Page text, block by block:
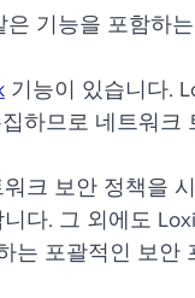
은 기능을 포함하
기능이 있습니다.
하므로 네트워크
크 보안 정책을
다. 그 외에도
는 포괄적인 보안